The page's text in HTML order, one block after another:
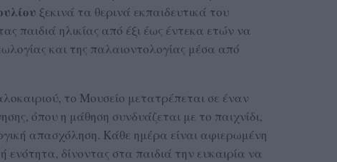
ξεκινά τα θερινά εκπαιδευτικά του
παιδιά ηλικίας από έξι έως έντεκα ετών να
και της παλαιοντολογίας μέσα από
το Μουσείο μετατρέπεται σε έναν
όπου η μάθηση συνδυάζεται με το παιχνίδι,
απασχόληση. Κάθε ημέρα είναι αφιερωμένη
ενότητα, δίνοντας στα παιδιά την ευκαιρία να